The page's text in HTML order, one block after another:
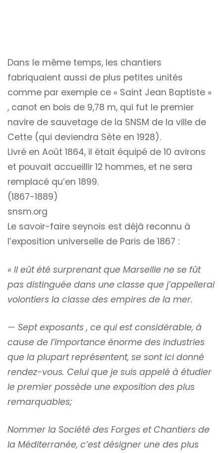
Dans le même temps, les chantiers
fabriquaient aussi de plus petites unités
comme par exemple ce « Saint Jean Baptiste »
, canot en bois de 9,78 m, qui fut le premier
navire de sauvetage de la SNSM de la ville de
Cette (qui deviendra Sète en 1928).
Livré en Août 1864, il était équipé de 10 avirons
et pouvait accueillir 12 hommes, et ne sera
remplacé qu’en 1899.
(1867-1889)
snsm.org
Le savoir-faire seynois est déjà reconnu à
l’exposition universelle de Paris de 1867 :
« Il eût été surprenant que Marseille ne se fût
pas distinguée dans une classe que j’appellerai
volontiers la classe des empires de la mer.
— Sept exposants , ce qui est considérable, à
cause de l’importance énorme des industries
que la plupart représentent, se sont ici donné
rendez-vous. Celui que je suis appelé à étudier
le premier possède une exposition des plus
remarquables;
Nommer la Société des Forges et Chantiers de
la Méditerranée, c’est désigner une des plus